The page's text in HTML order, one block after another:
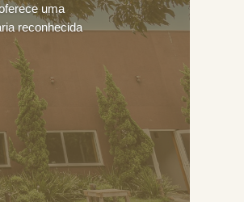
uma
reconhecida